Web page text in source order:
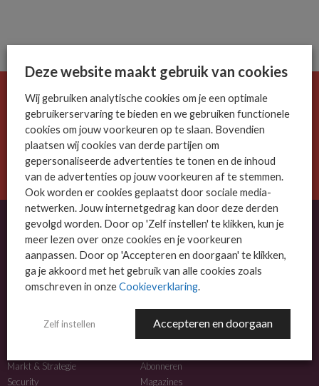
De ICT-wereld is snel. Mis niets.
Meld je nu aan voor de MSP Business nieuwsbrief.
AANMELDEN
OVER MSP BUSINESS
MSP Business is het kennisplatform voor IT-dienstverleners met MKB-focus.
NIEUWS
Markt & Strategie
Security
MEER INFO
Abonneren
Magazines
Deze website maakt gebruik van cookies
Wij gebruiken analytische cookies om je een optimale
gebruikerservaring te bieden en we gebruiken functionele
cookies om jouw voorkeuren op te slaan. Bovendien
plaatsen wij cookies van derde partijen om
gepersonaliseerde advertenties te tonen en de inhoud
van de advertenties op jouw voorkeuren af te stemmen.
Ook worden er cookies geplaatst door sociale media-
netwerken. Jouw internetgedrag kan door deze derden
gevolgd worden. Door op 'Zelf instellen' te klikken, kun je
meer lezen over onze cookies en je voorkeuren
aanpassen. Door op 'Accepteren en doorgaan' te klikken,
ga je akkoord met het gebruik van alle cookies zoals
omschreven in onzeCookieverklaring.
Zelf instellen Accepteren en doorgaan